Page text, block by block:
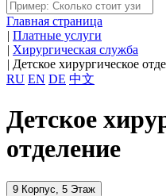
Главная страница
| Платные услуги
| Хирургическая служба
| Детское хирургическое
RU EN DE 中文
Детское
отделение
9 Корпус, 5 Этаж